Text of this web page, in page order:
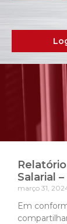
Salarial
março 31,
Em